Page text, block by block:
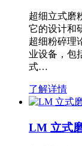
超细立式磨
它的设计和
超细粉碎理
业设备，包
式…
了解详情
LM 立式